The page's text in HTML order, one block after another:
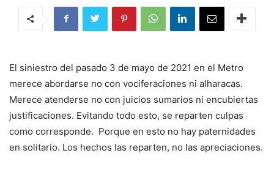
El siniestro del pasado 3 de mayo de 2021 en el Metro
merece abordarse no con vociferaciones ni alharacas.
Merece atenderse no con juicios sumarios ni encubiertas
justificaciones. Evitando todo esto, se reparten culpas
como corresponde. Porque en esto no hay paternidades
en solitario. Los hechos las reparten, no las apreciaciones.